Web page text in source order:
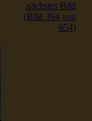
nächstes Bild
(Bild 394 von
654)